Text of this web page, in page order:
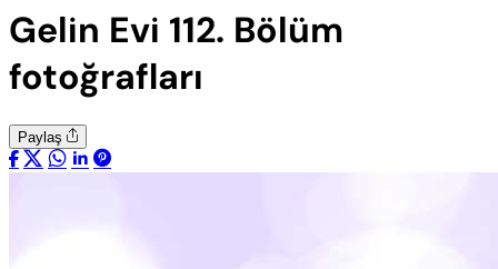
Gelin Evi 112. Bölüm
fotoğrafları
Paylaş